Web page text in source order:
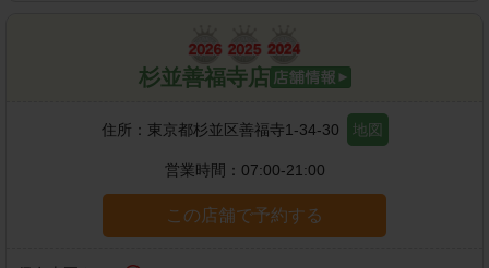
杉並善福寺店
住所： 東京都杉並区善福寺1-34-30 地図
営業時間： 07:00-21:00
この店舗で予約する